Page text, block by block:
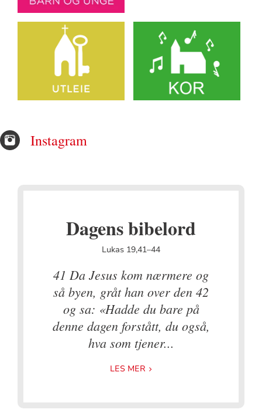
Instagram
Dagens bibelord
Lukas 19,41–44
41 Da Jesus kom nærmere og
så byen, gråt han over den 42
og sa: «Hadde du bare på
denne dagen forstått, du også,
hva som tjener...
LES MER